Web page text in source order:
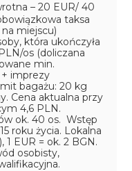
– 20 EUR/ 40
taksa
miejscu)
która ukończyła
os (doliczana
min.
+ imprezy
bagażu: 20 kg
Cena aktualna przy
4,6 PLN.
ok. 40 os. Wstęp
roku życia. Lokalna
1 EUR = ok. 2 BGN.
osobisty,